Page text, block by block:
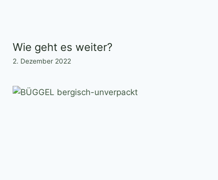
Wie geht es weiter?
2. Dezember 2022